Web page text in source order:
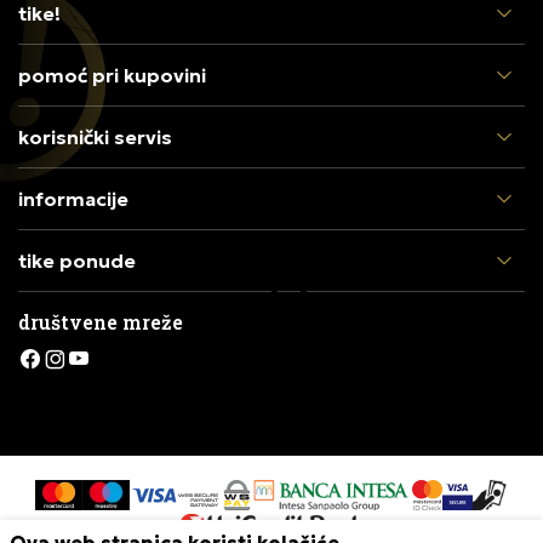
tike!
pomoć pri kupovini
korisnički servis
informacije
tike ponude
društvene mreže